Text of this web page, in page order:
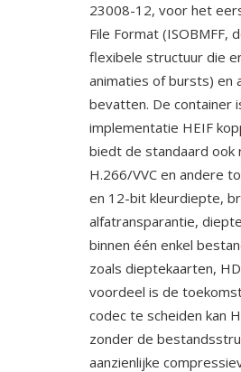
23008-12, voor het
File Format
flexibele structuur die
animaties of bursts) en
bevatten. De container
implementatie HEIF
biedt de standaard ook
H.266/VVC en andere
en 12-bit kleurdiepte,
alfatransparantie,
binnen één enkel
zoals dieptekaarten,
voordeel is de
codec te scheiden kan
zonder de
aanzienlijke